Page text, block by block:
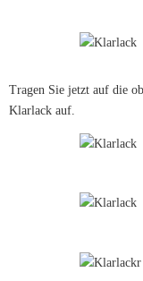
Tragen Sie jetzt auf die
Klarlack auf.